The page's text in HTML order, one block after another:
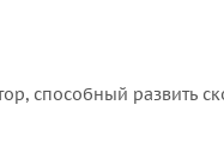
способный развить